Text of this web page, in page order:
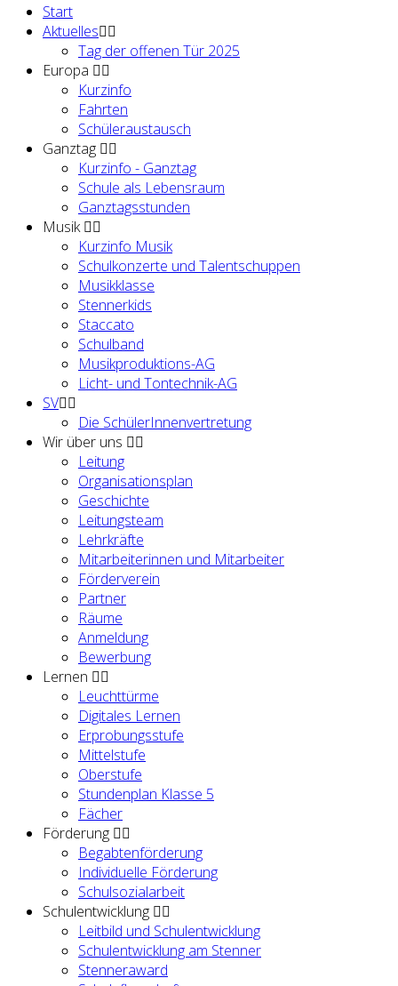
Start
Aktuelles
Tag der offenen Tür 2025
Europa
Kurzinfo
Fahrten
Schüleraustausch
Ganztag
Kurzinfo - Ganztag
Schule als Lebensraum
Ganztagsstunden
Musik
Kurzinfo Musik
Schulkonzerte und Talentschuppen
Musikklasse
Stennerkids
Staccato
Schulband
Musikproduktions-AG
Licht- und Tontechnik-AG
SV
Die SchülerInnenvertretung
Wir über uns
Leitung
Organisationsplan
Geschichte
Leitungsteam
Lehrkräfte
Mitarbeiterinnen und Mitarbeiter
Förderverein
Partner
Räume
Anmeldung
Bewerbung
Lernen
Leuchttürme
Digitales Lernen
Erprobungsstufe
Mittelstufe
Oberstufe
Stundenplan Klasse 5
Fächer
Förderung
Begabtenförderung
Individuelle Förderung
Schulsozialarbeit
Schulentwicklung
Leitbild und Schulentwicklung
Schulentwicklung am Stenner
Stenneraward